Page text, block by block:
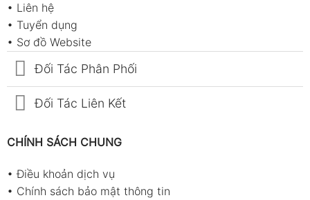
• Liên hệ
• Tuyển dụng
• Sơ đồ Website
Đối Tác Phân Phối
Đối Tác Liên Kết
CHÍNH SÁCH CHUNG
•Điều khoản dịch vụ
• Chính sách bảo mật thông tin